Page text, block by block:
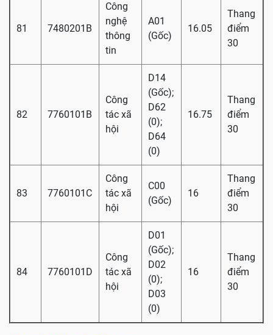
81 7480201B
Công
nghệ
thông
tin
A01
(Gốc)
16.05
Thang
điểm
30
82 7760101B
Công
tác xã
hội
D14
(Gốc);
D62
(0);
D64
(0)
16.75
Thang
điểm
30
83 7760101C
Công
tác xã
hội
C00
(Gốc)
16
Thang
điểm
30
84 7760101D
Công
tác xã
hội
D01
(Gốc);
D02
(0);
D03
(0)
16
Thang
điểm
30